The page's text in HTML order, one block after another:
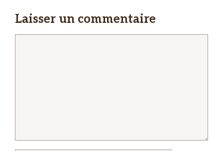
Laisser un commentaire